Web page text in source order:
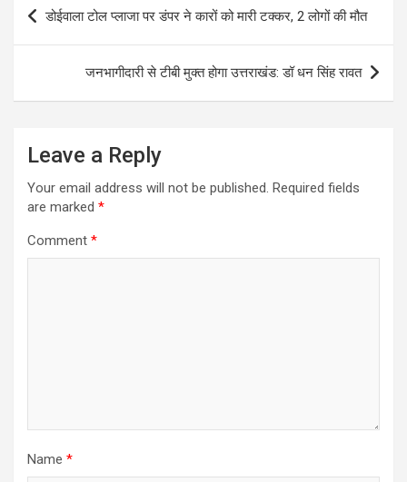
navigation
डोईवाला टोल प्लाजा पर डंपर ने कारों को मारी टक्कर, 2 लोगों की मौत
जनभागीदारी से टीबी मुक्त होगा उत्तराखंड: डॉ धन सिंह रावत
Leave a Reply
Your email address will not be published. Required fields
are marked *
Comment *
Name *